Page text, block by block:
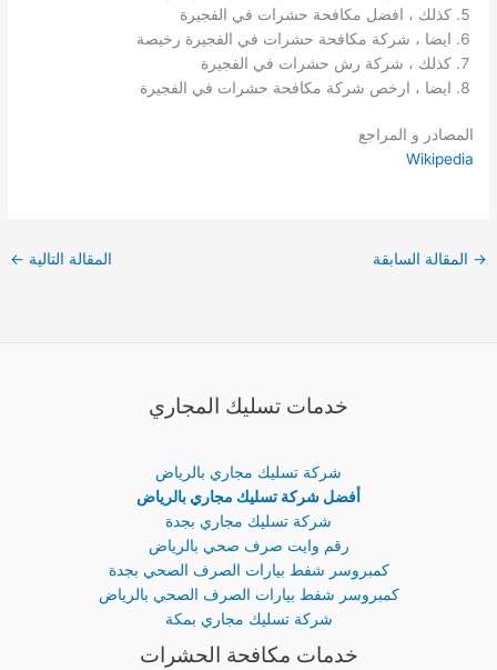
كذلك ، افضل مكافحة حشرات في الفجيرة
ايضا ، شركة مكافحة حشرات في الفجيرة رخيصة
كذلك ، شركة رش حشرات في الفجيرة
ايضا ، ارخص شركة مكافحة حشرات في الفجيرة
المصادر و المراجع
Wikipedia
→ المقالة السابقة المقالة التالية ←
خدمات تسليك المجاري
شركة تسليك مجاري بالرياض
أفضل شركة تسليك مجاري بالرياض
شركة تسليك مجاري بجدة
رقم وايت صرف صحي بالرياض
كمبروسر شفط بيارات الصرف الصحي بجدة
كمبروسر شفط بيارات الصرف الصحي بالرياض
شركة تسليك مجاري بمكة
خدمات مكافحة الحشرات